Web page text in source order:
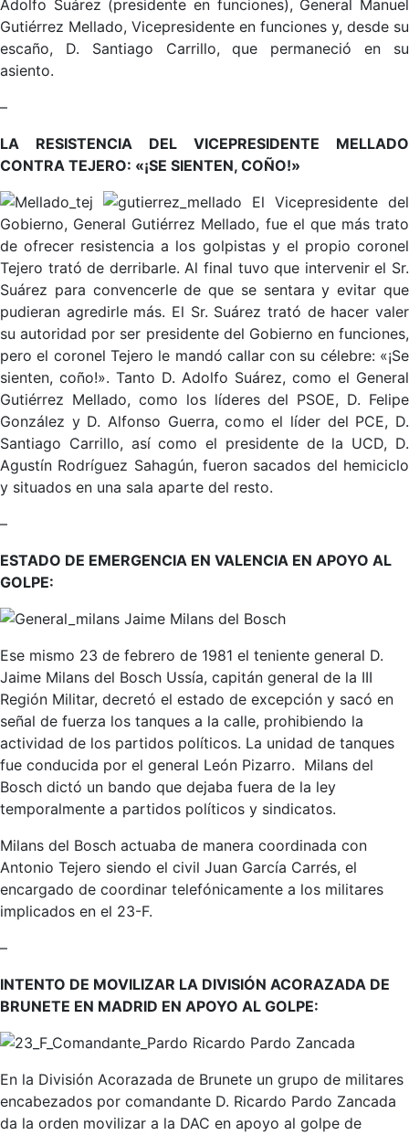
Adolfo Suárez (presidente en funciones), General Manuel
Gutiérrez Mellado, Vicepresidente en funciones y, desde su
escaño, D. Santiago Carrillo, que permaneció en su
asiento.
–
LA RESISTENCIA DEL VICEPRESIDENTE MELLADO
CONTRA TEJERO: «¡SE SIENTEN, COÑO!»
El Vicepresidente del
Gobierno, General Gutiérrez Mellado, fue el que más trato
de ofrecer resistencia a los golpistas y el propio coronel
Tejero trató de derribarle. Al final tuvo que intervenir el Sr.
Suárez para convencerle de que se sentara y evitar que
pudieran agredirle más. El Sr. Suárez trató de hacer valer
su autoridad por ser presidente del Gobierno en funciones,
pero el coronel Tejero le mandó callar con su célebre: «¡Se
sienten, coño!». Tanto D. Adolfo Suárez, como el General
Gutiérrez Mellado, como los líderes del PSOE, D. Felipe
González y D. Alfonso Guerra, como el líder del PCE, D.
Santiago Carrillo, así como el presidente de la UCD, D.
Agustín Rodríguez Sahagún, fueron sacados del hemiciclo
y situados en una sala aparte del resto.
–
ESTADO DE EMERGENCIA EN VALENCIA EN APOYO AL
GOLPE:
Jaime Milans del Bosch
Ese mismo 23 de febrero de 1981 el teniente general D.
Jaime Milans del Bosch Ussía, capitán general de la III
Región Militar, decretó el estado de excepción y sacó en
señal de fuerza los tanques a la calle, prohibiendo la
actividad de los partidos políticos. La unidad de tanques
fue conducida por el general León Pizarro. Milans del
Bosch dictó un bando que dejaba fuera de la ley
temporalmente a partidos políticos y sindicatos.
Milans del Bosch actuaba de manera coordinada con
Antonio Tejero siendo el civil Juan García Carrés, el
encargado de coordinar telefónicamente a los militares
implicados en el 23-F.
–
INTENTO DE MOVILIZAR LA DIVISIÓN ACORAZADA DE
BRUNETE EN MADRID EN APOYO AL GOLPE:
Ricardo Pardo Zancada
En la División Acorazada de Brunete un grupo de militares
encabezados por comandante D. Ricardo Pardo Zancada
da la orden movilizar a la DAC en apoyo al golpe de